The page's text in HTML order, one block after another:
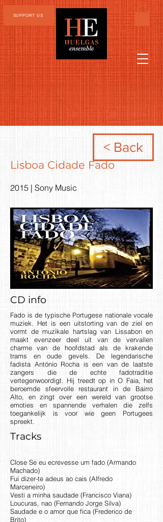
SUPPORT US
< Back
Lisboa Cidade Fado
2015 | Sony Music
CD info
Fado is de typische Portugese nationale vocale
muziek. Het is een uitstorting van de ziel en
vormt de muzikale hartslag van Lissabon en
maakt evenzeer deel uit van de vervallen
charme van de hoofdstad als de krakende
trams en oude gevels. De legendarische
fadista António Rocha is een van de laatste
zangers die de echte fadotraditie
vertegenwoordigt. Hij treedt op in O Faia, het
beroemde sfeervolle restaurant in de Bairro
Alto, en zingt over een wereld van grootse
emoties en spannende verhalen die zelfs
toegankelijk is voor wie geen Portugees
spreekt.
Tracks
Close Se eu ecrevesse um fado (Armando
Machado)
Fui dizer-te adeus ao cais (Alfredo
Marceneiro)
Vesti a minha saudade (Francisco Viana)
Loucuras, nao (Fernando Jorge Silva)
Saudade e o amor que fica (Frederico de
Brito)